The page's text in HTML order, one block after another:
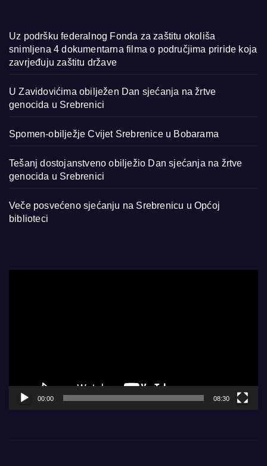
Uz podršku federalnog Fonda za zaštitu okoliša
snimljena 4 dokumentarna filma o područjima priride koja
zavrjeđuju zaštitu države
U Zavidovićima obilježen Dan sjećanja na žrtve
genocida u Srebrenici
Spomen-obilježje Cvijet Srebrenice u Bobarama
Tešanj dostojanstveno obilježio Dan sjećanja na žrtve
genocida u Srebrenici
Veče posvećeno sjećanju na Srebrenicu u Općoj
biblioteci
00:00 08:30